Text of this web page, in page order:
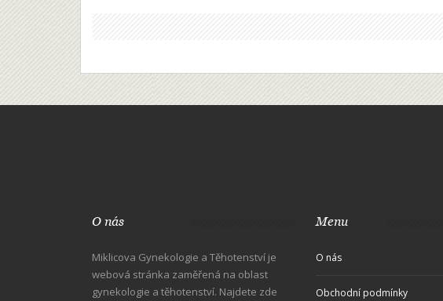
O nás
Miklicova Gynekologie a Těhotenství je
webová stránka zaměřená na oblast
gynekologie a těhotenství. Najdete zde
Menu
O nás
Obchodní podmínky